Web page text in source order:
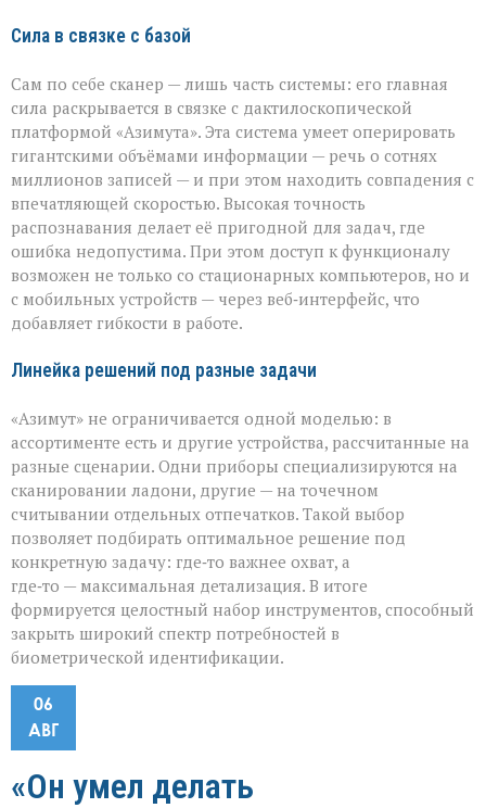
Сила в связке с базой
Сам по себе сканер — лишь часть системы: его главная
сила раскрывается в связке с дактилоскопической
платформой «Азимута». Эта система умеет оперировать
гигантскими объёмами информации — речь о сотнях
миллионов записей — и при этом находить совпадения с
впечатляющей скоростью. Высокая точность
распознавания делает её пригодной для задач, где
ошибка недопустима. При этом доступ к функционалу
возможен не только со стационарных компьютеров, но и
с мобильных устройств — через веб‑интерфейс, что
добавляет гибкости в работе.
Линейка решений под разные задачи
«Азимут» не ограничивается одной моделью: в
ассортименте есть и другие устройства, рассчитанные на
разные сценарии. Одни приборы специализируются на
сканировании ладони, другие — на точечном
считывании отдельных отпечатков. Такой выбор
позволяет подбирать оптимальное решение под
конкретную задачу: где‑то важнее охват, а
где‑то — максимальная детализация. В итоге
формируется целостный набор инструментов, способный
закрыть широкий спектр потребностей в
биометрической идентификации.
06
АВГ
«Он умел делать